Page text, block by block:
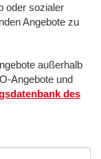
oder sozialer
Angebote zu
außerhalb
Angebote und
des